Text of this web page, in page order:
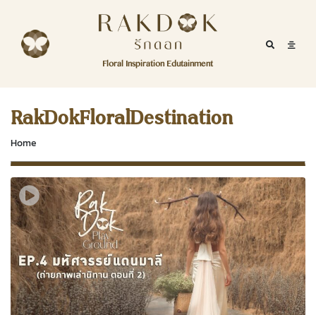
RakDok (รักดอก)
Floral Inspiration Edutainment
Mobile
RakDok
Menu
MAGAZINE
EDUTAINMENT
RAKDOK
MARKET
ABOUT
CONTACT
RakDokFloralDestination
Home